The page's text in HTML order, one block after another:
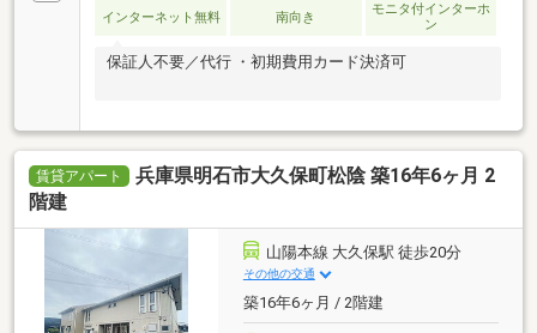
インターネット無料 南向き
モニタ付インターホ
ン
保証人不要／代行 ・初期費用カード決済可
賃貸アパート
兵庫県明石市大久保町松陰 築16年6ヶ月 2
階建
山陽本線 大久保駅 徒歩20分
その他の交通
築16年6ヶ月 / 2階建